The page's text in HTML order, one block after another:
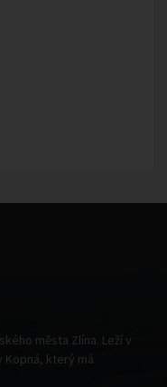
města Zlína. Leží v
který má